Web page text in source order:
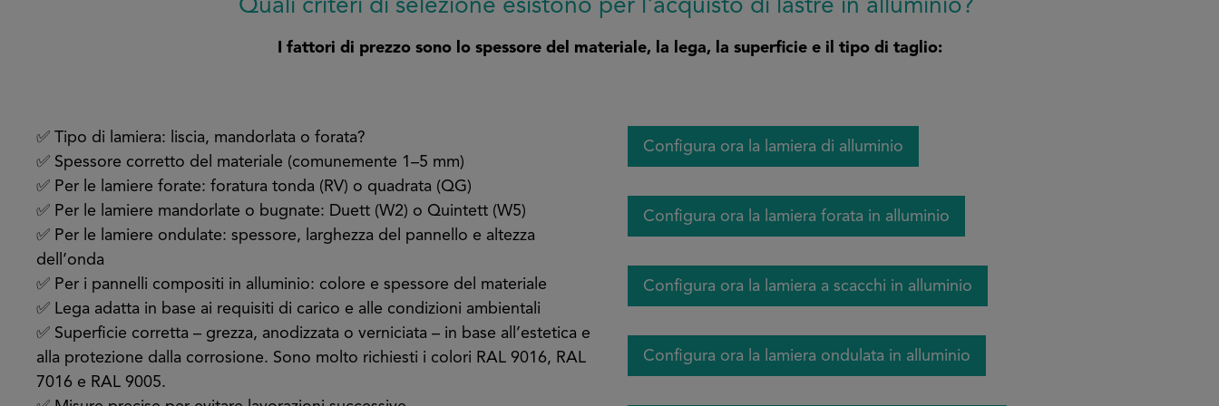
Quali criteri di selezione esistono per l'acquisto di lastre in alluminio?
I fattori di prezzo sono lo spessore del materiale, la lega, la superficie e il tipo di taglio:
✅ Tipo di lamiera: liscia, mandorlata o forata?
✅ Spessore corretto del materiale (comunemente 1–5 mm)
✅ Per le lamiere forate: foratura tonda (RV) o quadrata (QG)
✅ Per le lamiere mandorlate o bugnate: Duett (W2) o Quintett (W5)
✅ Per le lamiere ondulate: spessore, larghezza del pannello e altezza
dell’onda
✅ Per i pannelli compositi in alluminio: colore e spessore del materiale
✅ Lega adatta in base ai requisiti di carico e alle condizioni ambientali
✅ Superficie corretta – grezza, anodizzata o verniciata – in base all’estetica e
alla protezione dalla corrosione. Sono molto richiesti i colori RAL 9016, RAL
7016 e RAL 9005.
Configura ora la lamiera di alluminio
Configura ora la lamiera forata in alluminio
Configura ora la lamiera a scacchi in alluminio
Configura ora la lamiera ondulata in alluminio